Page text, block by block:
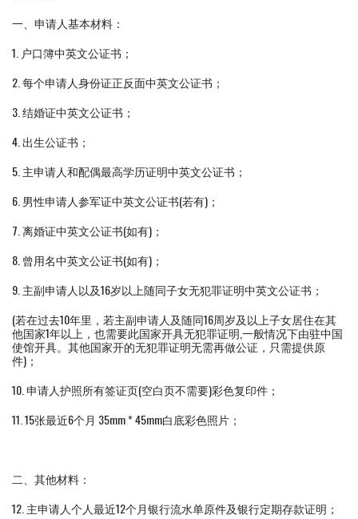
一、申请人基本材料：
1. 户口簿中英文公证书；
2. 每个申请人身份证正反面中英文公证书；
3. 结婚证中英文公证书；
4. 出生公证书；
5. 主申请人和配偶最高学历证明中英文公证书；
6. 男性申请人参军证中英文公证书(若有)；
7. 离婚证中英文公证书(如有)；
8. 曾用名中英文公证书(如有)；
9. 主副申请人以及16岁以上随同子女无犯罪证明中英文公证书；
(若在过去10年里，若主副申请人及随同16周岁及以上子女居住在其
他国家1年以上，也需要此国家开具无犯罪证明,一般情况下由驻中国
使馆开具。其他国家开的无犯罪证明无需再做公证，只需提供原
件)；
10. 申请人护照所有签证页(空白页不需要)彩色复印件；
11. 15张最近6个月 35mm * 45mm白底彩色照片；
二、其他材料：
12. 主申请人个人最近12个月银行流水单原件及银行定期存款证明；